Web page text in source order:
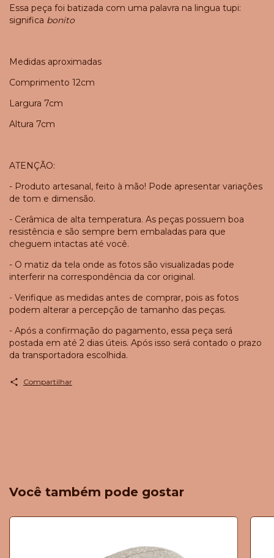
Essa peça foi batizada com uma palavra na lingua tupi:
significa bonito
Medidas aproximadas
Comprimento 12cm
Largura 7cm
Altura 7cm
ATENÇÃO:
- Produto artesanal, feito à mão! Pode apresentar variações
de tom e dimensão.
- Cerâmica de alta temperatura. As peças possuem boa
resistência e são sempre bem embaladas para que
cheguem intactas até você.
- O matiz da tela onde as fotos são visualizadas pode
interferir na correspondência da cor original.
- Verifique as medidas antes de comprar, pois as fotos
podem alterar a percepção de tamanho das peças.
- Após a confirmação do pagamento, essa peça será
postada em até 2 dias úteis. Após isso será contado o prazo
da transportadora escolhida.
Compartilhar
Você também pode gostar